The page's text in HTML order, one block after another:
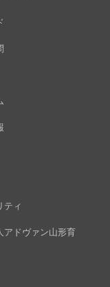
ティ
アドヴァン山形育